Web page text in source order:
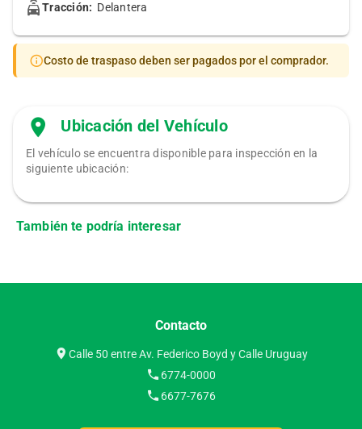
Tracción: Delantera
Costo de traspaso deben ser pagados por el comprador.
Ubicación del Vehículo
El vehículo se encuentra disponible para inspección en la
siguiente ubicación:
También te podría interesar
Contacto
Calle 50 entre Av. Federico Boyd y Calle Uruguay
6774-0000
6677-7676